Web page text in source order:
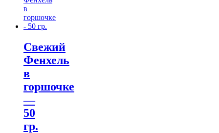
Свежий
Фенхель
в
горшочке
—
50
гр.